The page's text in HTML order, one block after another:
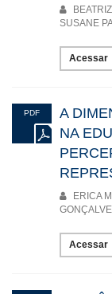
SUSANE
Acessar
PDF
A
NA
ERICA
Acessar